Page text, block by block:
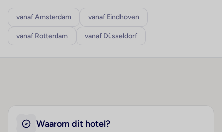
vanaf Amsterdam vanaf Eindhoven
vanaf Rotterdam vanaf Düsseldorf
Waarom dit hotel?